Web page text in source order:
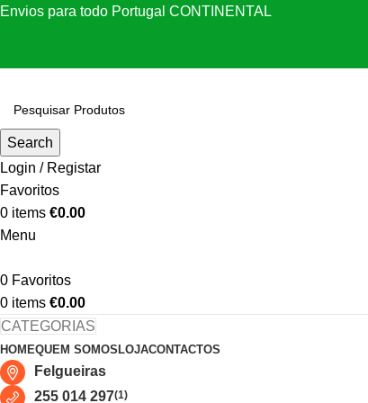
Envios para todo Portugal CONTINENTAL
Search
Login / Registar
Favoritos
0 items €0.00
Menu
0 Favoritos
0 items €0.00
CATEGORIAS
HOMEQUEM SOMOS LOJACONTACTOS
Felgueiras
255 014 297(1)